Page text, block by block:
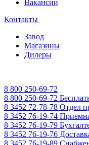
Вакансии
Контакты
Завод
Магазины
Дилеры
8 800 250-69-72
8 800 250-69-72
8 3452 72-78-78 Отдел
8 3452 76-19-74
8 3452 76-19-79
8 3452 76-19-76
8 3452 76-19-89